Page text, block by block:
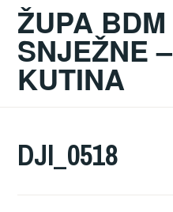
ŽUPA BDM
SNJEŽNE –
KUTINA
DJI_0518